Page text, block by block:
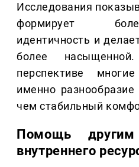
Исследования
формирует
идентичность и
более
перспективе
именно
чем стабильный
Помощь
внутреннего